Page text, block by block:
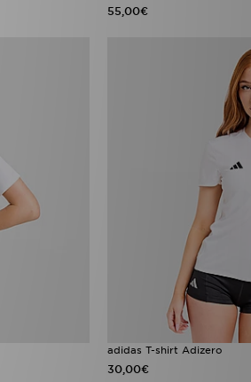
55,00€
adidas T-shirt Adizero
30,00€